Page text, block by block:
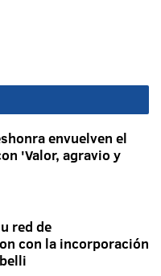
envuelven el
'Valor, agravio y
red de
con la incorporación